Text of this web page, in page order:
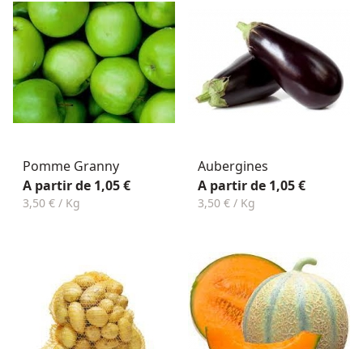
Pomme Granny
A partir de 1,05 €
3,50 € / Kg
Aubergines
A partir de 1,05 €
3,50 € / Kg